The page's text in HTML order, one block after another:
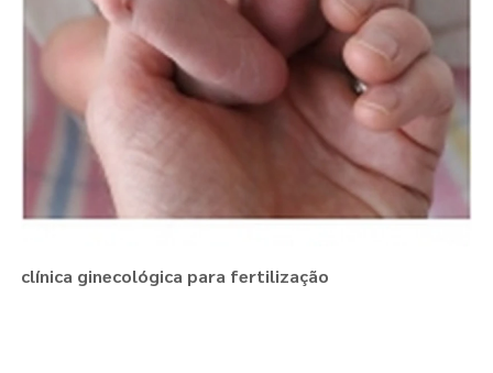
clínica ginecológica para fertilização